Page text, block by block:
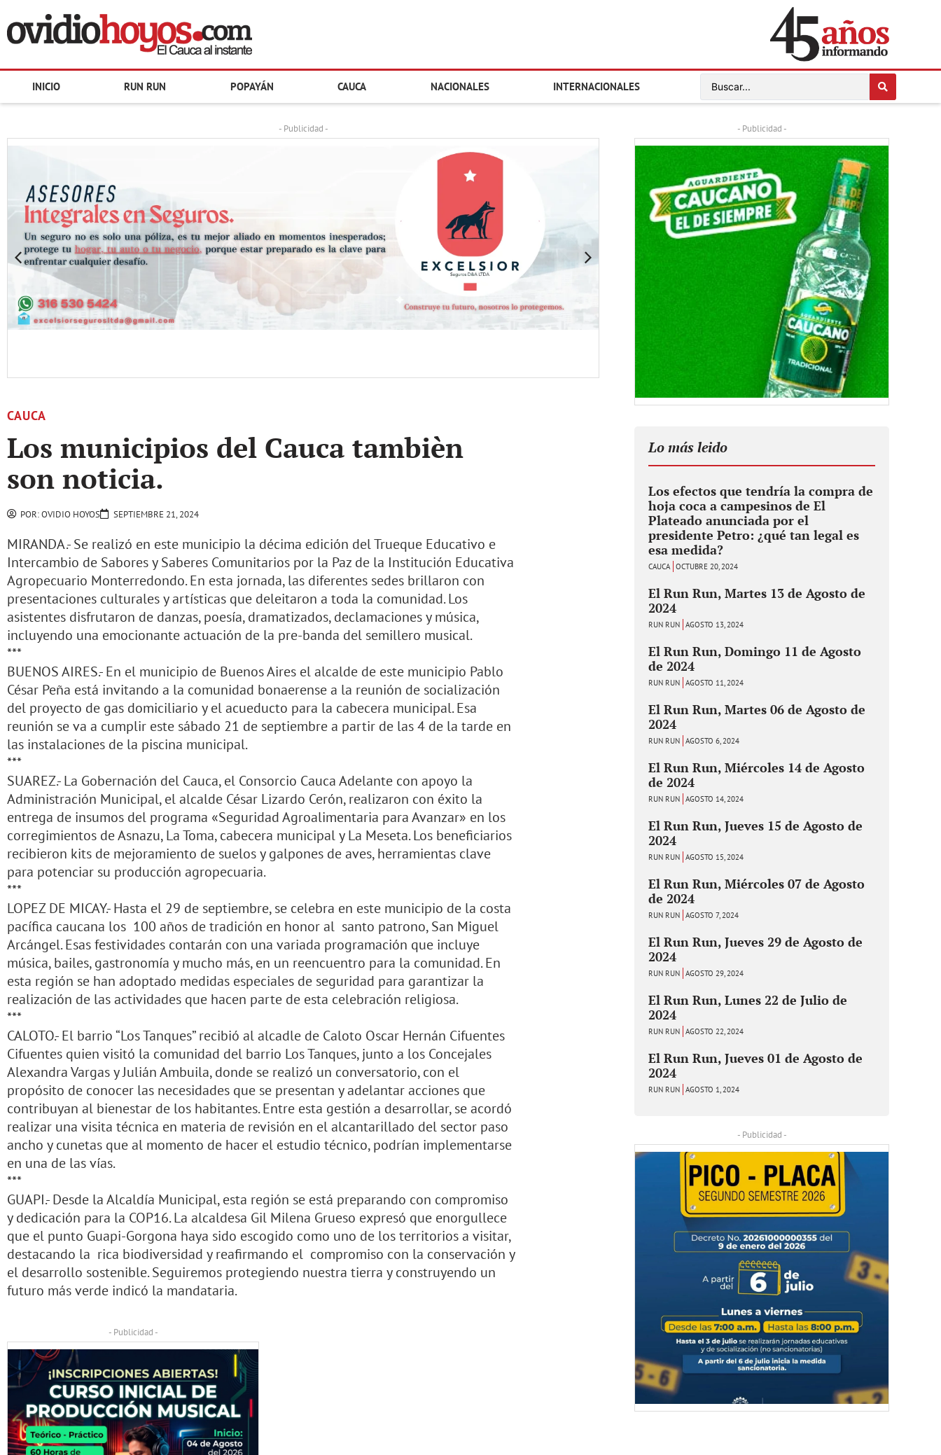
INICIO RUN RUN POPAYÁN CAUCA NACIONALES INTERNACIONALES
- Publicidad -
CAUCA
Los municipios del Cauca tambièn
son noticia.
POR:OVIDIO HOYOS SEPTIEMBRE 21, 2024
MIRANDA.- Se realizó en este municipio la décima edición del Trueque Educativo e
Intercambio de Sabores y Saberes Comunitarios por la Paz de la Institución Educativa
Agropecuario Monterredondo. En esta jornada, las diferentes sedes brillaron con
presentaciones culturales y artísticas que deleitaron a toda la comunidad. Los
asistentes disfrutaron de danzas, poesía, dramatizados, declamaciones y música,
incluyendo una emocionante actuación de la pre-banda del semillero musical.
***
BUENOS AIRES.- En el municipio de Buenos Aires el alcalde de este municipio Pablo
César Peña está invitando a la comunidad bonaerense a la reunión de socialización
del proyecto de gas domiciliario y el acueducto para la cabecera municipal. Esa
reunión se va a cumplir este sábado 21 de septiembre a partir de las 4 de la tarde en
las instalaciones de la piscina municipal.
***
SUAREZ.- La Gobernación del Cauca, el Consorcio Cauca Adelante con apoyo la
Administración Municipal, el alcalde César Lizardo Cerón, realizaron con éxito la
entrega de insumos del programa «Seguridad Agroalimentaria para Avanzar» en los
corregimientos de Asnazu, La Toma, cabecera municipal y La Meseta. Los beneficiarios
recibieron kits de mejoramiento de suelos y galpones de aves, herramientas clave
para potenciar su producción agropecuaria.
***
LOPEZ DE MICAY.- Hasta el 29 de septiembre, se celebra en este municipio de la costa
pacífica caucana los 100 años de tradición en honor al santo patrono, San Miguel
Arcángel. Esas festividades contarán con una variada programación que incluye
música, bailes, gastronomía y mucho más, en un reencuentro para la comunidad. En
esta región se han adoptado medidas especiales de seguridad para garantizar la
realización de las actividades que hacen parte de esta celebración religiosa.
***
CALOTO.- El barrio “Los Tanques” recibió al alcadle de Caloto Oscar Hernán Cifuentes
Cifuentes quien visitó la comunidad del barrio Los Tanques, junto a los Concejales
Alexandra Vargas y Julián Ambuila, donde se realizó un conversatorio, con el
propósito de conocer las necesidades que se presentan y adelantar acciones que
contribuyan al bienestar de los habitantes. Entre esta gestión a desarrollar, se acordó
realizar una visita técnica en materia de revisión en el alcantarillado del sector paso
ancho y cunetas que al momento de hacer el estudio técnico, podrían implementarse
en una de las vías.
***
GUAPI.- Desde la Alcaldía Municipal, esta región se está preparando con compromiso
y dedicación para la COP16. La alcaldesa Gil Milena Grueso expresó que enorgullece
que el punto Guapi-Gorgona haya sido escogido como uno de los territorios a visitar,
destacando la rica biodiversidad y reafirmando el compromiso con la conservación y
el desarrollo sostenible. Seguiremos protegiendo nuestra tierra y construyendo un
futuro más verde indicó la mandataria.
- Publicidad -
- Publicidad -
Lo más leido
Los efectos que tendría la compra de
hoja coca a campesinos de El
Plateado anunciada por el
presidente Petro: ¿qué tan legal es
esa medida?
CAUCA OCTUBRE 20, 2024
El Run Run, Martes 13 de Agosto de
2024
RUN RUN AGOSTO 13, 2024
El Run Run, Domingo 11 de Agosto
de 2024
RUN RUN AGOSTO 11, 2024
El Run Run, Martes 06 de Agosto de
2024
RUN RUN AGOSTO 6, 2024
El Run Run, Miércoles 14 de Agosto
de 2024
RUN RUN AGOSTO 14, 2024
El Run Run, Jueves 15 de Agosto de
2024
RUN RUN AGOSTO 15, 2024
El Run Run, Miércoles 07 de Agosto
de 2024
RUN RUN AGOSTO 7, 2024
El Run Run, Jueves 29 de Agosto de
2024
RUN RUN AGOSTO 29, 2024
El Run Run, Lunes 22 de Julio de
2024
RUN RUN AGOSTO 22, 2024
El Run Run, Jueves 01 de Agosto de
2024
RUN RUN AGOSTO 1, 2024
- Publicidad -